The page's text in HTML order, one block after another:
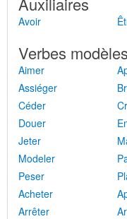
Avoir
Verbes
Aimer
Assiéger
Céder
Douer
Jeter
Modeler
Peser
Acheter
Arrêter